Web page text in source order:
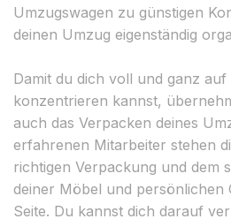
Umzugswagen zu günstigen
deinen Umzug eigenständig
Damit du dich voll und ganz auf
konzentrieren kannst,
auch das Verpacken deines
erfahrenen Mitarbeiter stehen
richtigen Verpackung und dem
deiner Möbel und persönlichen
Seite. Du kannst dich darauf